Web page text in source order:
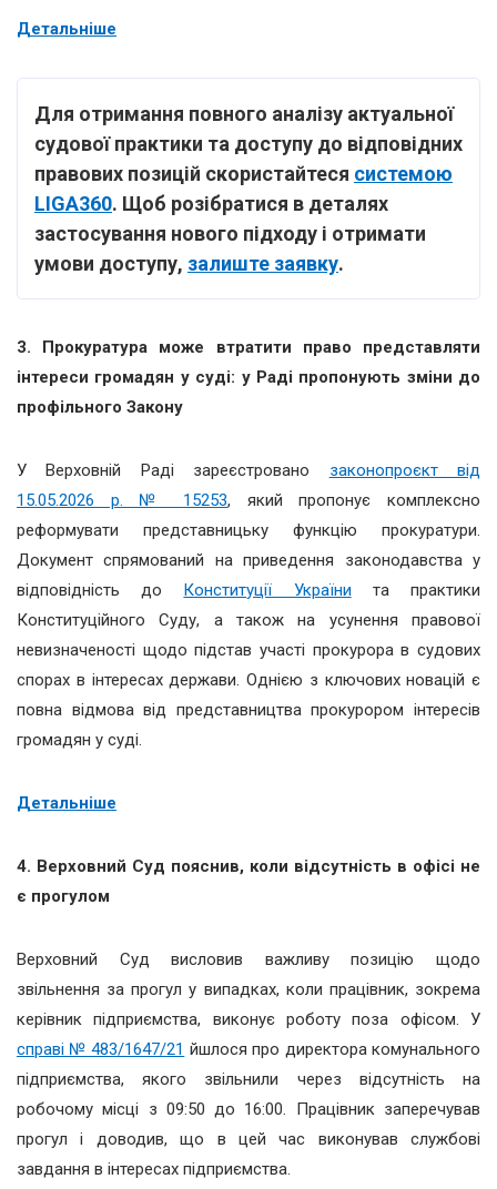
Детальніше
Для отримання повного аналізу актуальної
судової практики та доступу до відповідних
правових позицій скористайтеся системою
LIGA360. Щоб розібратися в деталях
застосування нового підходу і отримати
умови доступу, залиште заявку.
3. Прокуратура може втратити право представляти
інтереси громадян у суді: у Раді пропонують зміни до
профільного Закону
У Верховній Раді зареєстровано законопроєкт від
15.05.2026 р. № 15253, який пропонує комплексно
реформувати представницьку функцію прокуратури.
Документ спрямований на приведення законодавства у
відповідність до Конституції України та практики
Конституційного Суду, а також на усунення правової
невизначеності щодо підстав участі прокурора в судових
спорах в інтересах держави. Однією з ключових новацій є
повна відмова від представництва прокурором інтересів
громадян у суді.
Детальніше
4. Верховний Суд пояснив, коли відсутність в офісі не
є прогулом
Верховний Суд висловив важливу позицію щодо
звільнення за прогул у випадках, коли працівник, зокрема
керівник підприємства, виконує роботу поза офісом. У
справі № 483/1647/21 йшлося про директора комунального
підприємства, якого звільнили через відсутність на
робочому місці з 09:50 до 16:00. Працівник заперечував
прогул і доводив, що в цей час виконував службові
завдання в інтересах підприємства.